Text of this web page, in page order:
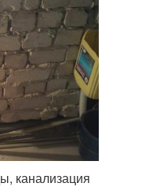
канализация